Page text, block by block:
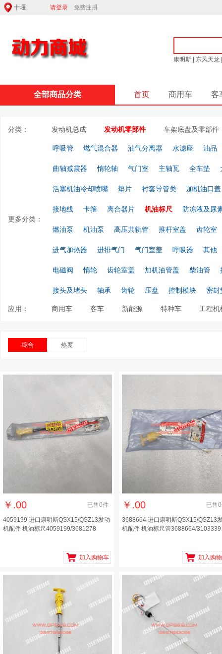
请登录 免费注册
康明斯 东风天龙
全部商品分类 首页 商用车 客
分类： 发动机总成 发动机零部件 车架底盘及零部件
更多分类：
呼吸管 燃气混合器 油气分离器 水滤座 油品
曲轴减震器 惰轮轴 气门室 主轴瓦 全车垫
活塞机油冷却喷嘴 垫片 衬套导管类 加机油口盖
接地线 卡箍 离合器片 机油标尺 防冻液及尿
燃油泵 机油泵 高压共轨管 推杆室盖 齿轮室
进气加热器 进排气门 气门室盖 呼吸器 其他
电磁阀 惰轮 齿轮室盖 加机油管盖 柴油管
接头及堵头 轴承 齿轮 压盘 控制模块 密封
应用： 商用车 客车 新能源 特种车 工程机
综合 热度
￥ .00 已售0件
4059199 进口康明斯QSX15/QSZ13发动
机配件 机油标尺4059199/3681278
加入购物车
￥ .00 已售0
3688664 进口康明斯QSX15/QSZ13
机配件 机油标尺管3688664/3103339
加入购